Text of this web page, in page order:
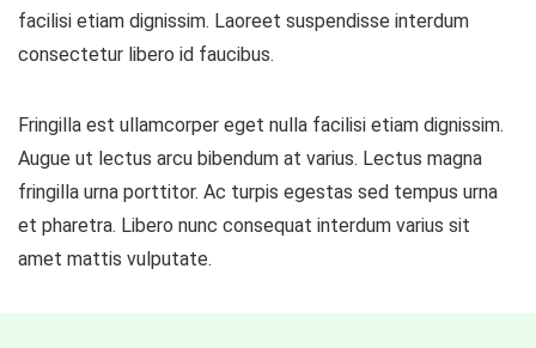
facilisi etiam dignissim. Laoreet suspendisse interdum
consectetur libero id faucibus.
Fringilla est ullamcorper eget nulla facilisi etiam dignissim.
Augue ut lectus arcu bibendum at varius. Lectus magna
fringilla urna porttitor. Ac turpis egestas sed tempus urna
et pharetra. Libero nunc consequat interdum varius sit
amet mattis vulputate.